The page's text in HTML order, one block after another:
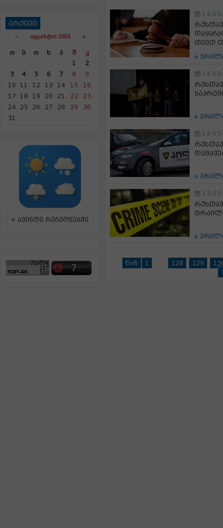
არქივი
« ᲐᲒᲕᲘᲡᲢᲝ 2026 »
Ო Ს Ო Ხ Პ Შ
Კ
1
2
3
4 5 6 7 8
9
10
11 12 13 14 15
16
17
18 19 20 21 22
23
24
25 26 27 28 29
30
31
ამინდი რეგიონებში
14-
თვით
14-
14-
13-
წინ 1 128 129